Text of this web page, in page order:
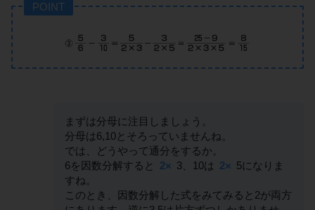
POINT
まずは分母に注目しましょう。
分母は6,10とそろっていませんね。
では、どうやって通分をするか。
6を因数分解すると
2× 3、10は 2× 5になりま
すね。
このとき、因数分解した式をみてみると2が両方